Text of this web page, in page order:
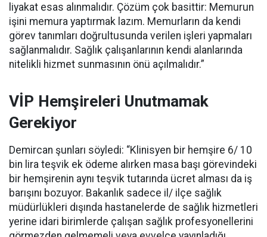
liyakat esas alınmalıdır. Çözüm çok basittir: Memurun
işini memura yaptırmak lazım. Memurların da kendi
görev tanımları doğrultusunda verilen işleri yapmaları
sağlanmalıdır. Sağlık çalışanlarının kendi alanlarında
nitelikli hizmet sunmasının önü açılmalıdır.”
VİP Hemşireleri Unutmamak
Gerekiyor
Demircan şunları söyledi: “Klinisyen bir hemşire 6/ 10
bin lira teşvik ek ödeme alırken masa başı görevindeki
bir hemşirenin aynı teşvik tutarında ücret alması da iş
barışını bozuyor. Bakanlık sadece il/ ilçe sağlık
müdürlükleri dışında hastanelerde de sağlık hizmetleri
yerine idari birimlerde çalışan sağlık profesyonellerini